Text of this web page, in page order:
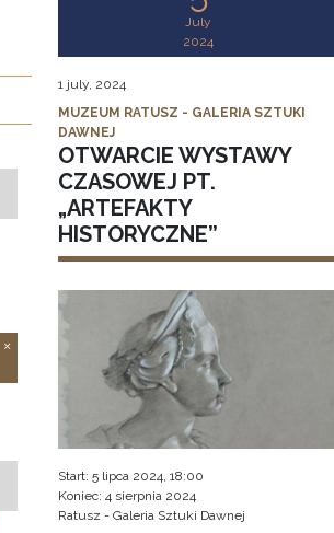
July
2024
1 july, 2024
MUZEUM RATUSZ - GALERIA SZTUKI
DAWNEJ
OTWARCIE WYSTAWY
CZASOWEJ PT.
„ARTEFAKTY
HISTORYCZNE”
Start: 5 lipca 2024, 18:00
Koniec: 4 sierpnia 2024
Ratusz - Galeria Sztuki Dawnej